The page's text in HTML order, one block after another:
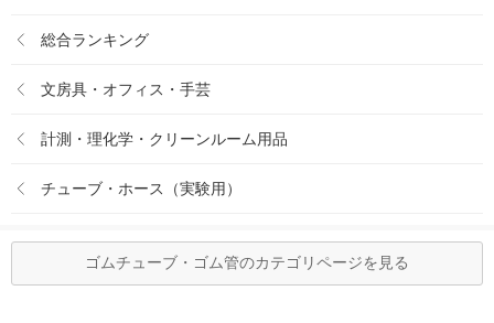
総合ランキング
文房具・オフィス・手芸
計測・理化学・クリーンルーム用品
チューブ・ホース（実験用）
ゴムチューブ・ゴム管のカテゴリページを見る